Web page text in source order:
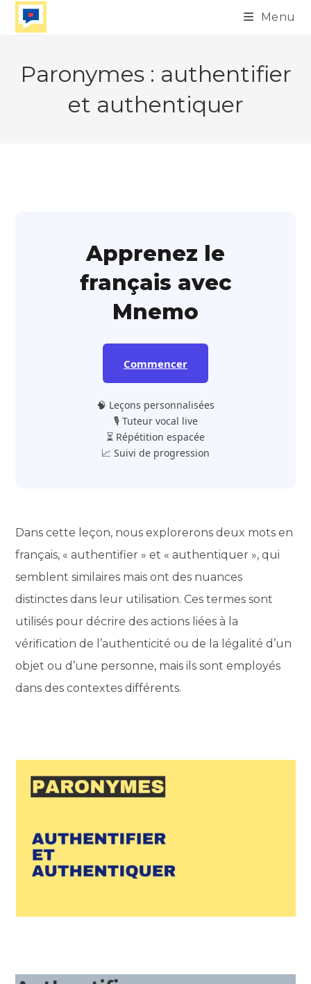
Skip
Menu
Paronymes : authentifier
et authentiquer
Apprenez le
français avec
Mnemo
Commencer
🧠 Leçons personnalisées
🎙️ Tuteur vocal live
⏳ Répétition espacée
📈 Suivi de progression
Dans cette leçon, nous explorerons deux mots en
français, « authentifier » et « authentiquer », qui
semblent similaires mais ont des nuances
distinctes dans leur utilisation. Ces termes sont
utilisés pour décrire des actions liées à la
vérification de l’authenticité ou de la légalité d’un
objet ou d’une personne, mais ils sont employés
dans des contextes différents.